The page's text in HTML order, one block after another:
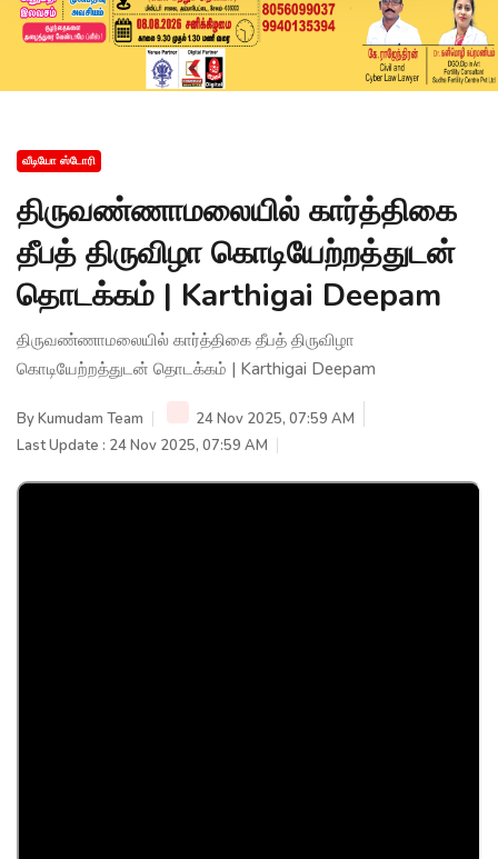
வீடியோ ஸ்டோரி
திருவண்ணாமலையில் கார்த்திகை
தீபத் திருவிழா கொடியேற்றத்துடன்
தொடக்கம் | Karthigai Deepam
திருவண்ணாமலையில் கார்த்திகை தீபத் திருவிழா
கொடியேற்றத்துடன் தொடக்கம் | Karthigai Deepam
ByKumudam Team
24 Nov 2025, 07:59 AM
Last Update : 24 Nov 2025, 07:59 AM